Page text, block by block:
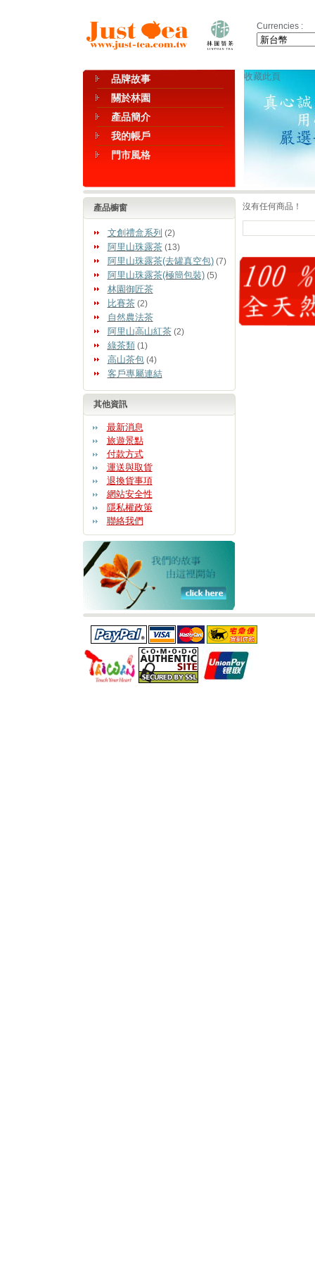
Currencies :
品牌故事
關於林園
產品簡介
我的帳戶
門市風格
收藏此頁
產品櫥窗
文創禮盒系列 (2)
阿里山珠露茶(13)
阿里山珠露茶(去罐真空包)(7)
阿里山珠露茶(極簡包裝)(5)
林園御匠茶
比賽茶(2)
自然農法茶
阿里山高山紅茶(2)
綠茶類 (1)
高山茶包(4)
客戶專屬連結
其他資訊
最新消息
旅遊景點
付款方式
運送與取貨
退換貨事項
網站安全性
隱私權政策
聯絡我們
沒有任何商品！